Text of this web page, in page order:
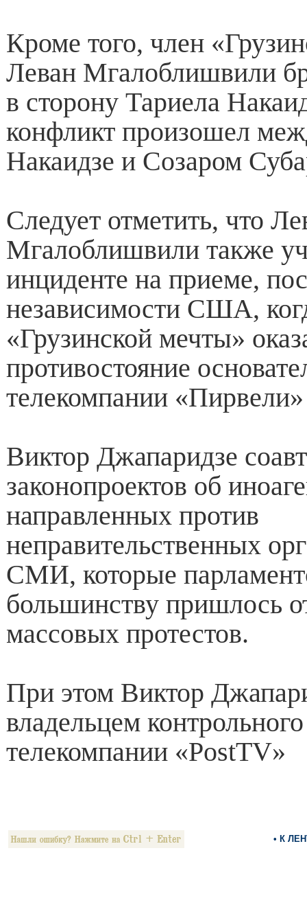
Кроме того, член
Леван Мгалоблишвили
в сторону Тариела
конфликт произошел
Накаидзе и Созаром
Следует отметить, что
Мгалоблишвили также
инциденте на приеме,
независимости США,
«Грузинской мечты»
противостояние
телекомпании
Виктор Джапаридзе
законопроектов об
направленных против
неправительственных
СМИ, которые
большинству пришлось
массовых протестов.
При этом Виктор
владельцем
телекомпании «PostTV»
• К